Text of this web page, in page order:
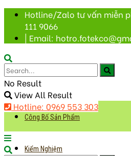
Hotline/Zalo tư vấn miễn
111 9066
| Email:
No Result
View All Result
Hotline: 0969 553 303
Công Bố Sản Phẩm
Kiểm Nghiệm